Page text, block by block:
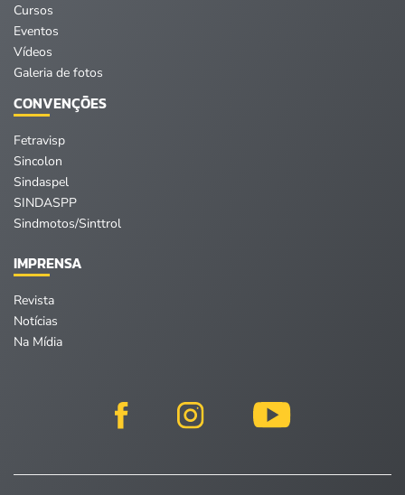
Cursos
Eventos
Vídeos
Galeria de fotos
CONVENÇÕES
Fetravisp
Sincolon
Sindaspel
SINDASPP
Sindmotos/Sinttrol
IMPRENSA
Revista
Notícias
Na Mídia